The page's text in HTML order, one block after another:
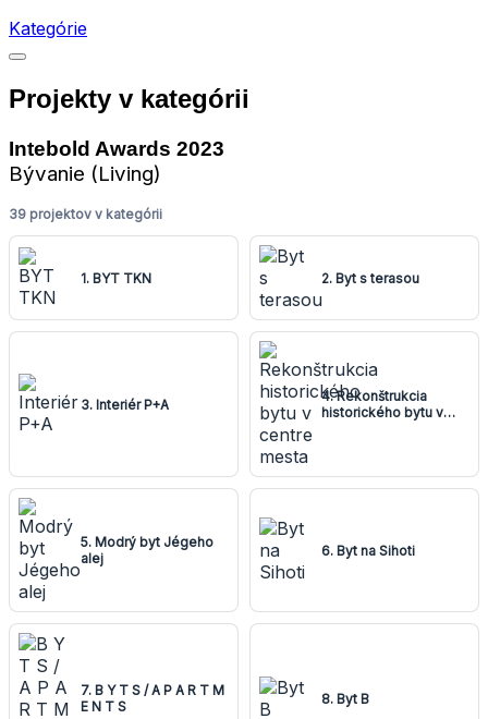
Kategórie
Projekty v kategórii
Intebold Awards 2023
Bývanie (Living)
39 projektov v kategórii
1. BYT TKN 2. Byt s terasou
3. Interiér P+A
4. Rekonštrukcia
historického bytu v
5. Modrý byt Jégeho
alej
6. Byt na Sihoti
7. B Y T S / A P A R T M
E N T S
8. Byt B